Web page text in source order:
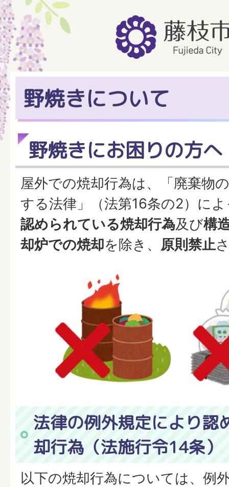
野焼きについて
野焼きにお困りの方へ
屋外での焼却行為は、「廃棄物
する法律」（法第16条の2）に
認められている焼却行為及び構
却炉での焼却を除き、 原則禁止
法律の例外規定により認
却行為（法施行令14条）
以下の焼却行為については、例